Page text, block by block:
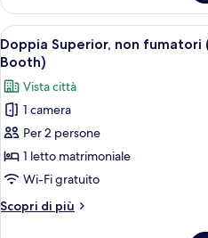
Superior,
non
fumatori
([Shower
Apri
tutte
le
foto
per
Doppia
Superior,
non
fumatori
(with
5
Doppia Superior, non
Booth)
Vista città
1 camera
Per 2 persone
1 letto matrimoniale
Wi-Fi gratuito
Scopri di più
Altri